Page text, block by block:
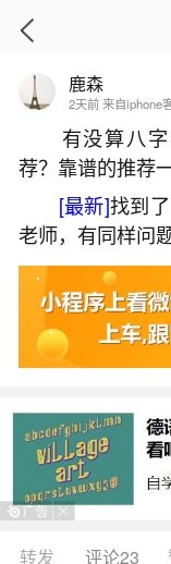
首页
两个人
鹿森
2天前 来自iphone
有没算八字
荐？靠谱的推荐
[最新]找到
老师，有同样问
转发 评论23